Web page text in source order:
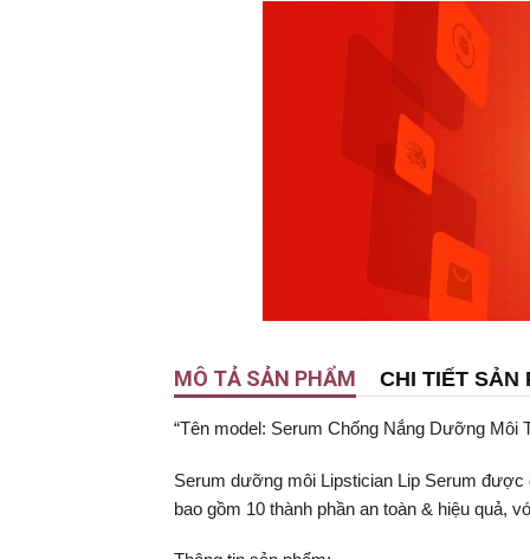
MÔ TẢ SẢN PHẨM CHI TIẾT SẢN
“Tên model: Serum Chống Nắng Dưỡng Môi
Serum dưỡng môi Lipstician Lip Serum
bao gồm 10 thành phần an toàn & hiệu quả,